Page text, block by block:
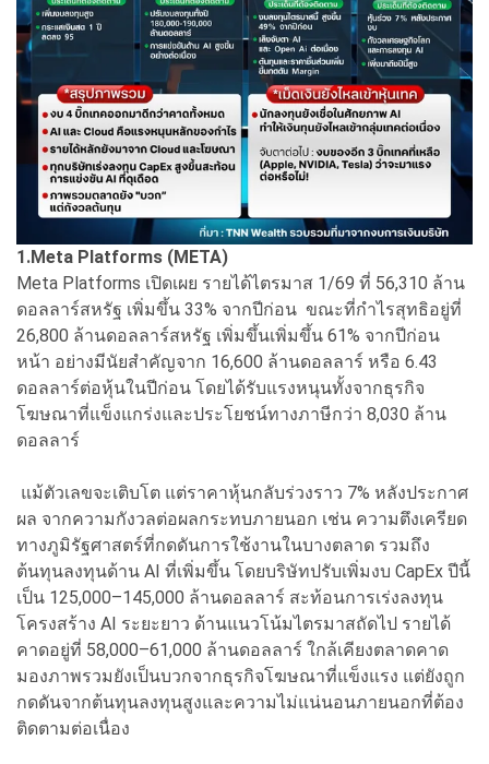
1.Meta Platforms (META)
Meta Platforms เปิดเผย รายได้ไตรมาส 1/69 ที่ 56,310 ล้าน
ดอลลาร์สหรัฐ เพิ่มขึ้น 33% จากปีก่อน ขณะที่กำไรสุทธิอยู่ที่
26,800 ล้านดอลลาร์สหรัฐ เพิ่มขึ้นเพิ่มขึ้น 61% จากปีก่อน
หน้า อย่างมีนัยสำคัญจาก 16,600 ล้านดอลลาร์ หรือ 6.43
ดอลลาร์ต่อหุ้นในปีก่อน โดยได้รับแรงหนุนทั้งจากธุรกิจ
โฆษณาที่แข็งแกร่งและประโยชน์ทางภาษีกว่า 8,030 ล้าน
ดอลลาร์
แม้ตัวเลขจะเติบโต แต่ราคาหุ้นกลับร่วงราว 7% หลังประกาศ
ผล จากความกังวลต่อผลกระทบภายนอก เช่น ความตึงเครียด
ทางภูมิรัฐศาสตร์ที่กดดันการใช้งานในบางตลาด รวมถึง
ต้นทุนลงทุนด้าน AI ที่เพิ่มขึ้น โดยบริษัทปรับเพิ่มงบ CapEx ปีนี้
เป็น 125,000–145,000 ล้านดอลลาร์ สะท้อนการเร่งลงทุน
โครงสร้าง AI ระยะยาว ด้านแนวโน้มไตรมาสถัดไป รายได้
คาดอยู่ที่ 58,000–61,000 ล้านดอลลาร์ ใกล้เคียงตลาดคาด
มองภาพรวมยังเป็นบวกจากธุรกิจโฆษณาที่แข็งแรง แต่ยังถูก
กดดันจากต้นทุนลงทุนสูงและความไม่แน่นอนภายนอกที่ต้อง
ติดตามต่อเนื่อง